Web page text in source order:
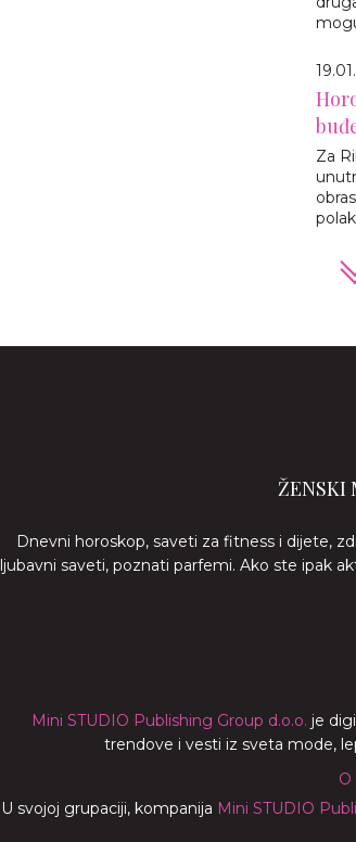
Za
ŽENSKI
Dnevni horoskop, saveti za fitness i dijete,
ljubavni saveti, poznati parfemi. Ako ste ipak
Mini STUDIO Publishing Group d.o.o. je
trendove i vesti iz sveta mode,
O
U svojoj grupaciji, kompanija Mini STUDIO